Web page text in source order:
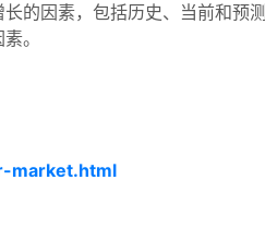
的因素，包括历史、当前和预测
。
market.html